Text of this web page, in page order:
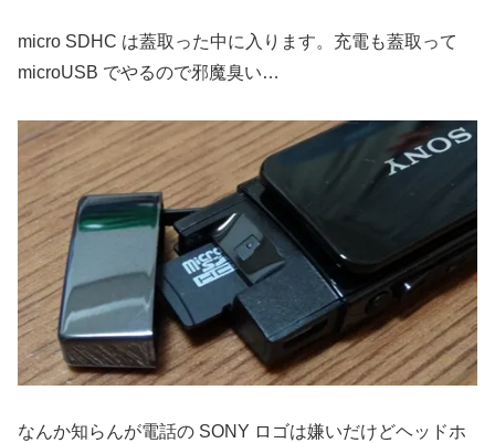
micro SDHC は蓋取った中に入ります。充電も蓋取って
microUSB でやるので邪魔臭い…
なんか知らんが電話の SONY ロゴは嫌いだけどヘッドホ